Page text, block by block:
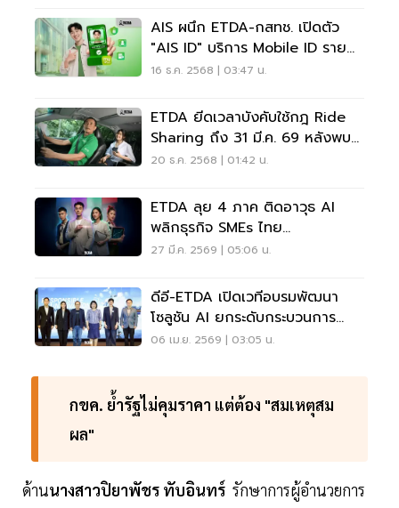
AIS ผนึก ETDA-กสทช. เปิดตัว
"AIS ID" บริการ Mobile ID ราย
แรกของไทย!
16 ธ.ค. 2568 | 03:47 น.
ETDA ยีดเวลาบังคับใช้กฎ Ride
Sharing ถึง 31 มี.ค. 69 หลังพบ
อุปสรรคหลายประการ
20 ธ.ค. 2568 | 01:42 น.
ETDA ลุย 4 ภาค ติดอาวุธ AI
พลิกธุรกิจ SMEs ไทย
เปลี่ยน“ภาระ”เป็น“กำไร”
27 มี.ค. 2569 | 05:06 น.
ดีอี-ETDA เปิดเวทีอบรมพัฒนา
โซลูชัน AI ยกระดับกระบวนการ
ยุติธรรมไทย
06 เม.ย. 2569 | 03:05 น.
กขค. ย้ำรัฐไม่คุมราคา แต่ต้อง "สมเหตุสม
ผล"
ด้านนางสาวปิยาพัชร ทับอินทร์ รักษาการผู้อำนวยการ